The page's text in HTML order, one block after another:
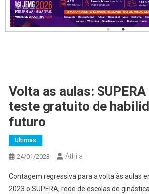
Volta as aulas:
teste gratuito de
futuro
Ultimas
24/01/2023 Áthila
Contagem regressiva para a volta às aulas
2023 o SUPERA, rede de escolas de